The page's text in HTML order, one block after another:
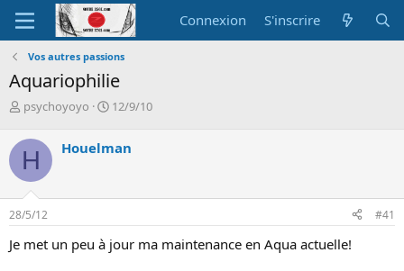
Connexion S'inscrire
Vos autres passions
Aquariophilie
A
t
e
u
r
d
e
a
psychoyoyo
D
e
d
u
12/9/10
H Houelman
28/5/12 #41
Je met un peu à jour ma maintenance en Aqua actuelle!